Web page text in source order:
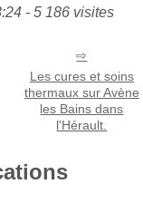
- 5 186 visites
Les cures et soins
thermaux sur Avène
les Bains dans
l'Hérault.